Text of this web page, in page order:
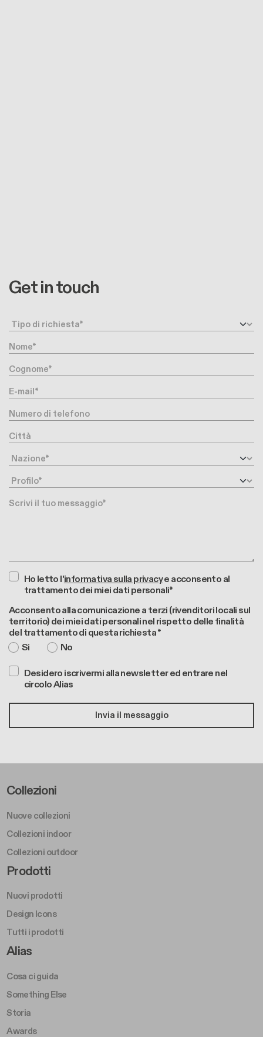
Get in touch
Request type
Nome
Cognome
E-mail
Numero di telefono
Città
Nazione
Profilo
Messaggio
Ho letto l'informativa sulla privacye acconsento al
trattamento dei miei dati personali*
Acconsento alla comunicazione a terzi (rivenditori locali sul
territorio) dei miei dati personali nel rispetto delle finalità
del trattamento di questa richiesta *
Si
No
Desidero iscrivermi alla newsletter ed entrare nel
circolo Alias
Footer Left Middle A
Collezioni
Nuove collezioni
Collezioni indoor
Collezioni outdoor
Footer Right Middle A
Prodotti
Nuovi prodotti
Design Icons
Tutti i prodotti
Footer Right A
Alias
Cosa ci guida
Something Else
Storia
Awards